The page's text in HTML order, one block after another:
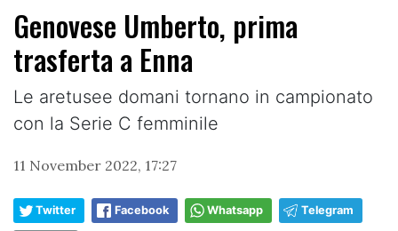
Genovese Umberto, prima
trasferta a Enna
Le aretusee domani tornano in campionato
con la Serie C femminile
11 November 2022, 17:27
Twitter Facebook Whatsapp Telegram